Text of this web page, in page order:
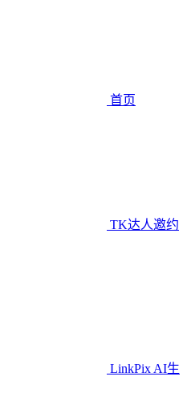
首页
TK达人邀约
LinkPix AI生